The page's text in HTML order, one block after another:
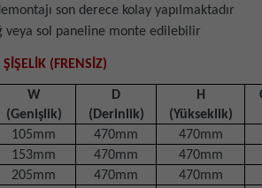
son derece kolay yapılmaktadır
veya sol paneline monte edilebilir
(FRENSİZ)
W
(Genişlik)
D
(Derinlik)
H
(Yükseklik)
105mm 470mm
470mm
153mm 470mm
470mm
205mm 470mm
470mm